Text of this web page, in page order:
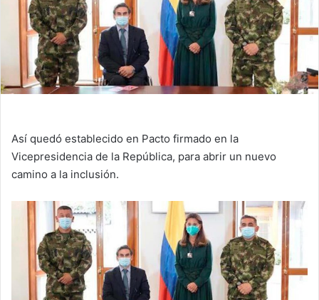
Así quedó establecido en Pacto firmado en la
Vicepresidencia de la República, para abrir un nuevo
camino a la inclusión.